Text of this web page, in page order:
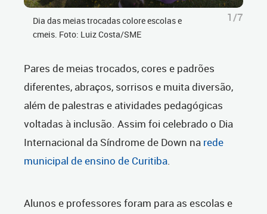
Dia das meias trocadas colore escolas e
cmeis. Foto: Luiz Costa/SME
1/7
Pares de meias trocados, cores e padrões
diferentes, abraços, sorrisos e muita diversão,
além de palestras e atividades pedagógicas
voltadas à inclusão. Assim foi celebrado o Dia
Internacional da Síndrome de Down na rede
municipal de ensino de Curitiba.
Alunos e professores foram para as escolas e